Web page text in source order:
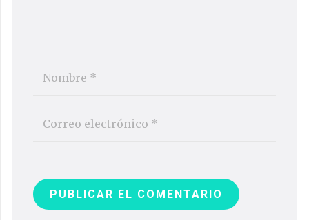
PUBLICAR EL COMENTARIO